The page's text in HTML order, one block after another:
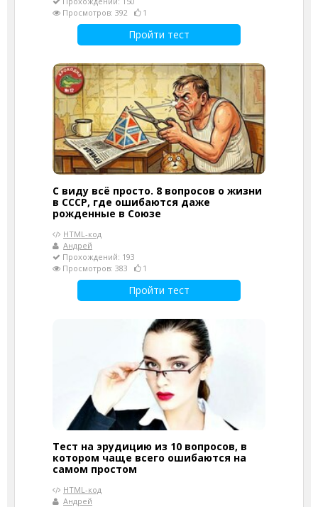
Просмотров: 392
1
Пройти тест
С виду всё просто. 8 вопросов о жизни
в СССР, где ошибаются даже
рожденные в Союзе
HTML-код
Андрей
Прохождений: 193
Просмотров: 383
1
Пройти тест
Тест на эрудицию из 10 вопросов, в
котором чаще всего ошибаются на
самом простом
HTML-код
Андрей